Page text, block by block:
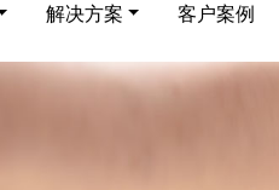
解决方案 客户案例